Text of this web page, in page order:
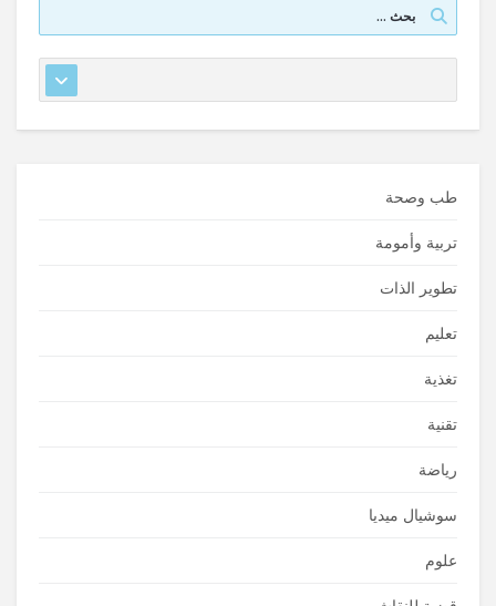
طب وصحة
تربية وأمومة
تطوير الذات
تعليم
تغذية
تقنية
رياضة
سوشيال ميديا
علوم